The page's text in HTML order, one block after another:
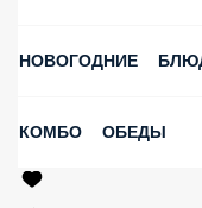
НОВОГОДНИЕ
КОМБО ОБЕДЫ